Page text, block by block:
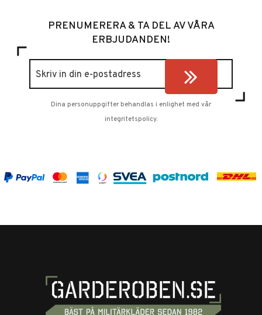
PRENUMERERA & TA DEL AV VÅRA
ERBJUDANDEN!
Dina personuppgifter behandlas i enlighet med vår
integritetspolicy.